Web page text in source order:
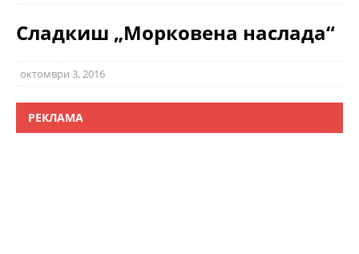
Сладкиш „Морковена наслада“
октомври 3, 2016
РЕКЛАМА